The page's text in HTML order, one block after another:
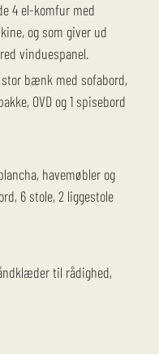
4 el-komfur med
og som giver ud
vinduespanel.
bænk med sofabord,
OVD og 1 spisebord
havemøbler og
6 stole, 2 liggestole
til rådighed,